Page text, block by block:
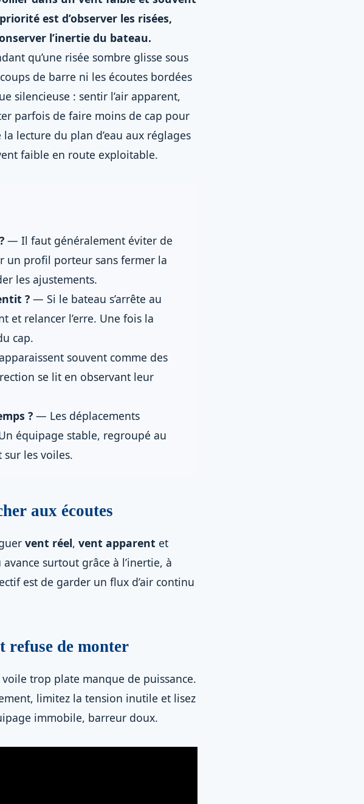
est d’observer les risées,
l’inertie du bateau.
qu’une risée sombre glisse sous
de barre ni les écoutes bordées
silencieuse : sentir l’air apparent,
parfois de faire moins de cap pour
lecture du plan d’eau aux réglages
faible en route exploitable.
— Il faut généralement éviter de
un profil porteur sans fermer la
les ajustements.
? — Si le bateau s’arrête au
et relancer l’erre. Une fois la
cap.
souvent comme des
se lit en observant leur
? — Les déplacements
équipage stable, regroupé au
sur les voiles.
aux écoutes
vent réel, vent apparent et
surtout grâce à l’inertie, à
est de garder un flux d’air continu
refuse de monter
trop plate manque de puissance.
limitez la tension inutile et lisez
immobile, barreur doux.